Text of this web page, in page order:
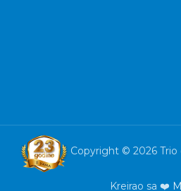
Copyright © 2026 Trio
Kreirao sa ❤️